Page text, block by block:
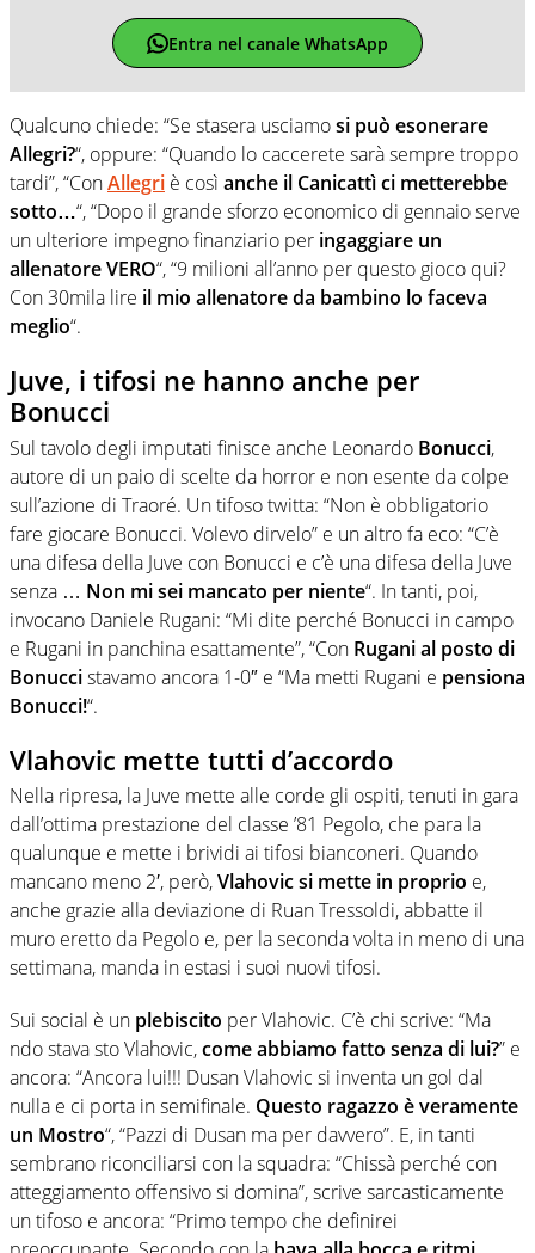
Entra nel canale WhatsApp
Qualcuno chiede: “Se stasera usciamosi può esonerare
Allegri?“, oppure: “Quando lo caccerete sarà sempre troppo
tardi”, “ConAllegri è così anche il Canicattì ci metterebbe
sotto…“, “Dopo il grande sforzo economico di gennaio serve
un ulteriore impegno finanziario per ingaggiare un
allenatore VERO“,“9 milioni all’anno per questo gioco qui?
Con 30mila lire il mio allenatore da bambino lo faceva
meglio“.
Juve, i tifosi ne hanno anche per
Bonucci
Sul tavolo degli imputati finisce anche Leonardo Bonucci,
autore di un paio di scelte da horror e non esente da colpe
sull’azione di Traoré. Un tifoso twitta: “Non è obbligatorio
fare giocare Bonucci. Volevo dirvelo” e un altro fa eco: “C’è
una difesa della Juve con Bonucci e c’è una difesa della Juve
senza … Non mi sei mancato per niente“. In tanti, poi,
invocano Daniele Rugani: “Mi dite perché Bonucci in campo
e Rugani in panchina esattamente”,“Con Ruganial posto di
Bonuccistavamo ancora 1-0″ e “Ma metti Rugani e pensiona
Bonucci!“.
Vlahovic mette tutti d’accordo
Nella ripresa, la Juve mette alle corde gli ospiti, tenuti in gara
dall’ottima prestazione del classe ’81 Pegolo, che para la
qualunque e mette i brividi ai tifosi bianconeri. Quando
mancano meno 2′, però,Vlahovic si mette in proprio e,
anche grazie alla deviazione di Ruan Tressoldi, abbatte il
muro eretto da Pegolo e, per la seconda volta in meno di una
settimana, manda in estasi i suoi nuovi tifosi.
Sui social è un plebiscito per Vlahovic. C’è chi scrive: “Ma
ndo stava sto Vlahovic,come abbiamo fatto senza di lui?” e
ancora: “Ancora lui!!! Dusan Vlahovic si inventa un gol dal
nulla e ci porta in semifinale. Questo ragazzo è veramente
un Mostro“, “Pazzi di Dusan ma per davvero”. E, in tanti
sembrano riconciliarsi con la squadra: “Chissà perché con
atteggiamento offensivo si domina”, scrive sarcasticamente
un tifoso e ancora: “Primo tempo che definirei